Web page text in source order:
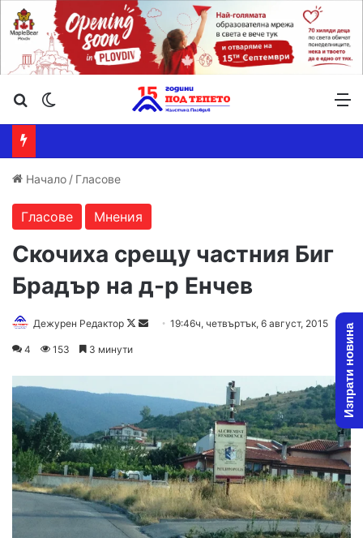
Търсене ...
Начало / Гласове
Гласове Мнения
Скочиха срещу частния Биг
Брадър на д-р Енчев
Дежурен Редактор
F
w
o
n
X
n
e
m
a
i
l
19:46ч, четвъртък, 6 август, 2015
4 153 3 минути Изпрати новина